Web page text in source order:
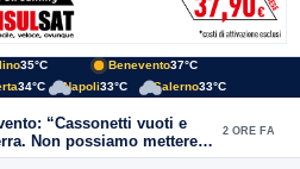
35°C Benevento37°C
34°C Napoli33°C Salerno33°C
“Cassonetti vuoti e
Non possiamo mettere
mancanza di rispetto”
2 ORE FA